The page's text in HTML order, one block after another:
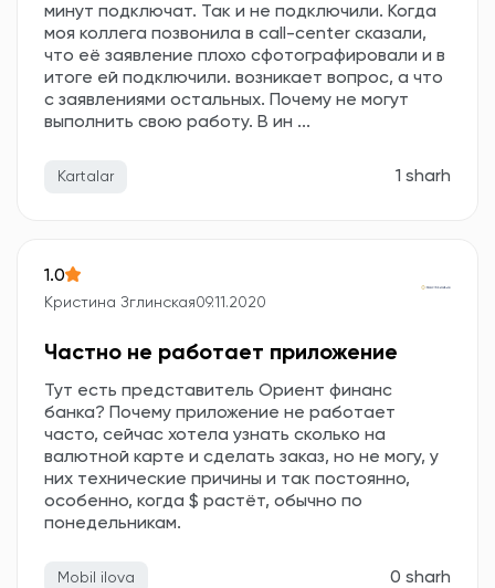
минут подключат. Так и не подключили. Когда
моя коллега позвонила в call-center сказали,
что её заявление плохо сфотографировали и в
итоге ей подключили. возникает вопрос, а что
с заявлениями остальных. Почему не могут
выполнить свою работу. В ин ...
Kartalar 1 sharh
1.0
Кристина Зглинская09.11.2020
Частно не работает приложение
Тут есть представитель Ориент финанс
банка? Почему приложение не работает
часто, сейчас хотела узнать сколько на
валютной карте и сделать заказ, но не могу, у
них технические причины и так постоянно,
особенно, когда $ растёт, обычно по
понедельникам.
Mobil ilova 0 sharh